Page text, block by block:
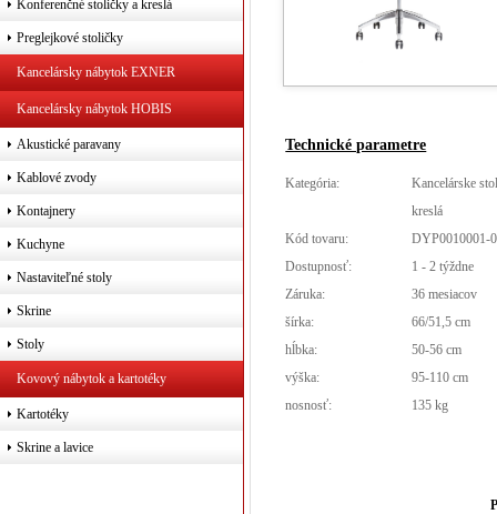
Konferenčné stoličky a kreslá
Preglejkové stoličky
Kancelársky nábytok EXNER
Kancelársky nábytok HOBIS
Akustické paravany
Kablové zvody
Kontajnery
Kuchyne
Nastaviteľné stoly
Skrine
Stoly
Kovový nábytok a kartotéky
Kartotéky
Skrine a lavice
Technické parametre
Kategória:
Kancelárske
kreslá
Kód tovaru:
DYP0010001-
Dostupnosť:
1 - 2 týždne
Záruka:
36 mesiacov
šírka:
66/51,5 cm
hĺbka:
50-56 cm
výška:
95-110 cm
nosnosť:
135 kg